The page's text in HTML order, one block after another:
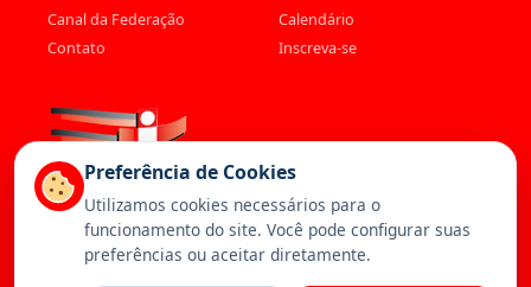
Canal da Federação
Calendário
Contato
Inscreva-se
Preferência de Cookies
Utilizamos cookies necessários para o
funcionamento do site. Você pode configurar suas
preferências ou aceitar diretamente.